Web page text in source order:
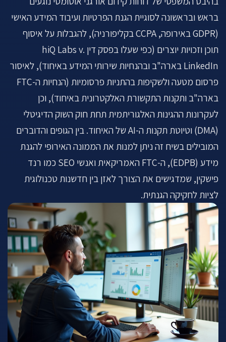
בראש ובראשונה לסוגיית הגנת הפרטיות ועיבוד המידע האישי
(GDPR באירופה, CCPA בקליפורניה), להגבלות על איסוף
תוכן וזכויות יוצרים (כפי שעלו בפסק דין hiQ Labs v.
LinkedIn בארה"ב ובהנחיות שירותי המידע באיחוד), לאיסור
פרסום מטעה ולשקיפות בהתניות פרסומיות (הנחיות ה-FTC
בארה"ב ותקנות התקשורת האלקטרונית באיחוד), וכן
לעקרונות ההגינות האלגוריתמית תחת חוק השוק הדיגיטלי
(DMA) וטיוטת תקנות ה-AI של האיחוד. בין הגופים והדוברים
המובילים בשיח זה ניתן למנות את הממונה האירופי להגנת
מידע (EDPB), ה-FTC האמריקאית ואנשי SEO כמו רנד
פישקין, שמדגישים את הצורך לאזן בין חדשנות טכנולוגית
לציות לחקיקה הגנתית.